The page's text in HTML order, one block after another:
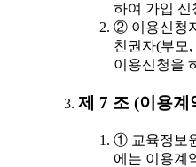
하여 가입 신
② 이용신청
친권자(부모
이용신청을
제 7 조 (이용계
① 교육정보
에는 이용계